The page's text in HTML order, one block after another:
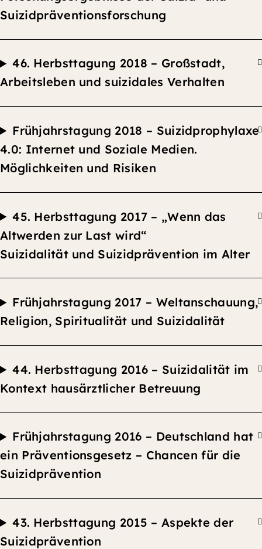
Suizidpräventionsforschung
46. Herbsttagung 2018 – Großstadt,
Arbeitsleben und suizidales Verhalten
Frühjahrstagung 2018 – Suizidprophylaxe
4.0: Internet und Soziale Medien.
Möglichkeiten und Risiken
45. Herbsttagung 2017 – „Wenn das
Altwerden zur Last wird“
Suizidalität und Suizidprävention im Alter
Frühjahrstagung 2017 – Weltanschauung,
Religion, Spiritualität und Suizidalität
44. Herbsttagung 2016 – Suizidalität im
Kontext hausärztlicher Betreuung
Frühjahrstagung 2016 – Deutschland hat
ein Präventionsgesetz – Chancen für die
Suizidprävention
43. Herbsttagung 2015 – Aspekte der
Suizidprävention